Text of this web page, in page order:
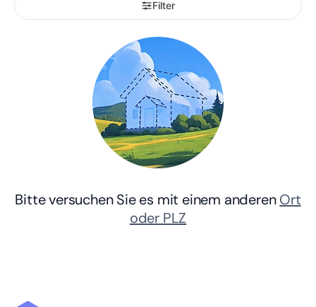
Filter
Bitte versuchen Sie es mit einem anderenOrt
oder PLZ